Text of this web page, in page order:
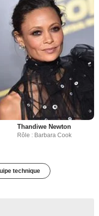
Thandiwe Newton
Rôle : Barbara Cook
technique